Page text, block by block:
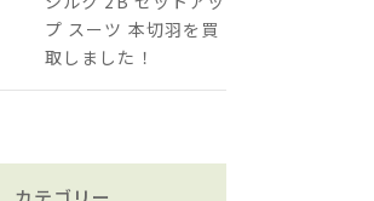
プ スーツ 本切羽を買
取しました！